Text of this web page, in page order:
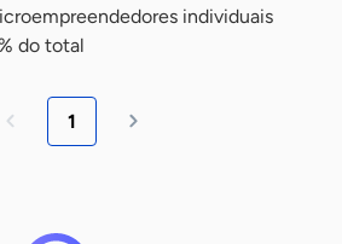
individuais
do total
1